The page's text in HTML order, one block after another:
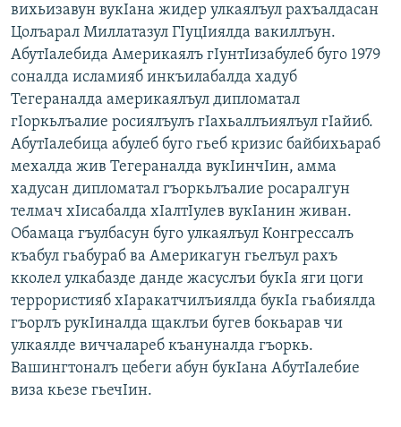
СИБИРЬ.РЕАЛИИ
РАСПИСАНИЕ ВЕЩАНИЯ
ПОДПИШИТЕСЬ НА РАССЫЛКУ
СОЦИАЛЬНЫЕ СЕТИ
Все сайты РСЕ/РС
вихьизавун вукIана жидер улкаялъул рахъалдасан
Цолъарал Миллатазул ГIуцIиялда вакиллъун.
АбутIалебида Америкаялъ гIунтIизабулеб буго 1979
соналда исламияб инкъилабалда хадуб
Тегераналда америкаялъул дипломатал
гIоркьлъалие росиялъулъ гIахьаллъиялъул гIайиб.
АбутIалебица абулеб буго гьеб кризис байбихьараб
мехалда жив Тегераналда вукIинчIин, амма
хадусан дипломатал гъоркьлъалие росаралгун
телмач хIисабалда хIалтIулев вукIанин живан.
Обамаца гъулбасун буго улкаялъул Конгрессалъ
къабул гьабураб ва Америкагун гьелъул рахъ
кколел улкабазде данде жасуслъи букIа яги цоги
террористияб хIаракатчилъиялда букIа гьабиялда
гъорлъ рукIиналда щаклъи бугев бокьарав чи
улкаялде виччалареб къануналда гъоркь.
Вашингтоналъ цебеги абун букIана АбутIалебие
виза кьезе гьечIин.